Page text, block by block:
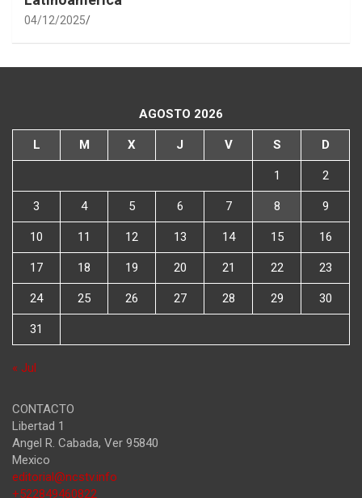
04/12/2025
AGOSTO 2026
L M X J V S D
1 2
3 4 5 6 7 8 9
10 11 12 13 14 15 16
17 18 19 20 21 22 23
24 25 26 27 28 29 30
31
« Jul
CONTACTO
Libertad 1
Angel R. Cabada, Ver 95840
Mexico
editorial@ncstv.info
+522849460822